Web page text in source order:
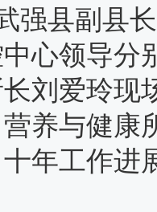
县副县长
心领导分
刘爱玲现
养与健康
年工作进